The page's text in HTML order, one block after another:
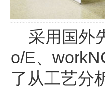
采用国外
o/E、
了从工艺分